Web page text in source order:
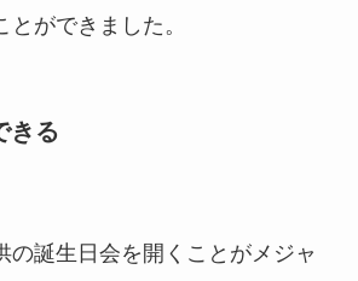
ができました。
きる
の誕生日会を開くことがメジャ